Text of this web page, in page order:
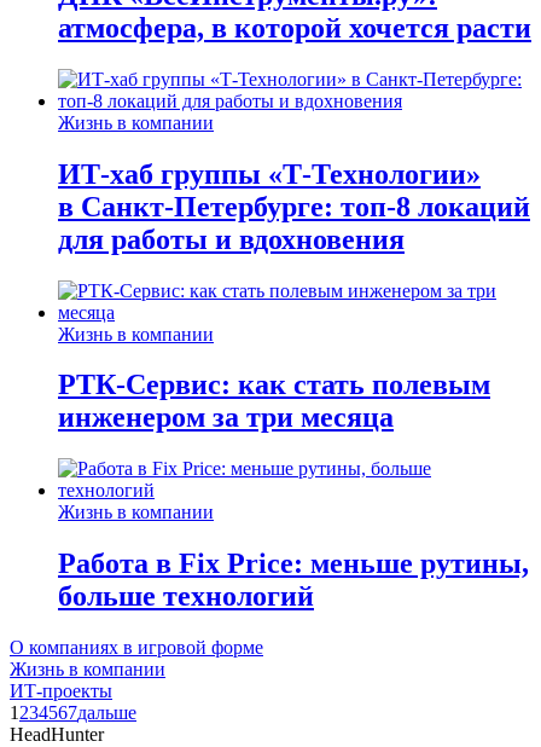
атмосфера, в которой хочется расти
Жизнь в компании
ИТ-хаб группы «Т-Технологии»
в Санкт-Петербурге: топ-8 локаций
для работы и вдохновения
Жизнь в компании
РТК-Сервис: как стать полевым
инженером за три месяца
Жизнь в компании
Работа в Fix Price: меньше рутины,
больше технологий
О компаниях в игровой форме
Жизнь в компании
ИТ-проекты
1 234567дальше
HeadHunter